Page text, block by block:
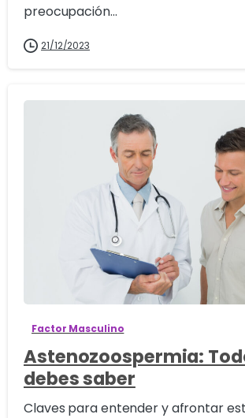
preocupación...
21/12/2023
Factor Masculino
Astenozoospermia:
debes saber
Claves para entender y afrontar